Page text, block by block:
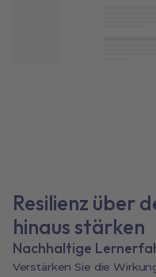
Resilienz über
hinaus stärken
Nachhaltige
Verstärken Sie die